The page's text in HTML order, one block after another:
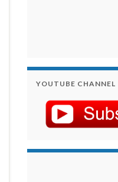
YOUTUBE CHANNEL